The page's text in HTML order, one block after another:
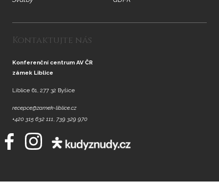
Kontaktujte nás
Konferenční centrum AV ČR
zámek Liblice
Liblice 61, 277 32 Byšice
recepce@zamek-liblice.cz
+420 315 632 111, 739 329 970